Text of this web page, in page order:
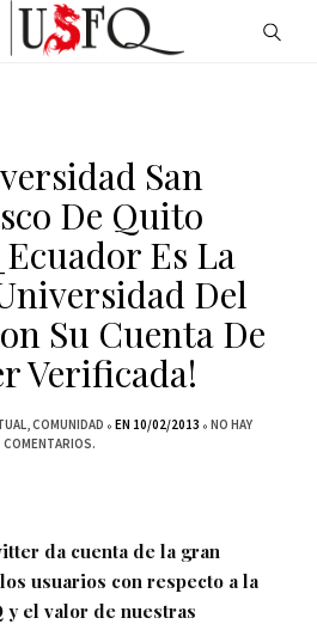
San
De Quito
Es La
Del
Su Cuenta De
Verificada!
COMUNIDAD EN 10/02/2013
NO HAY
COMENTARIOS.
da cuenta de la gran
usuarios con respecto a la
y el valor de nuestras